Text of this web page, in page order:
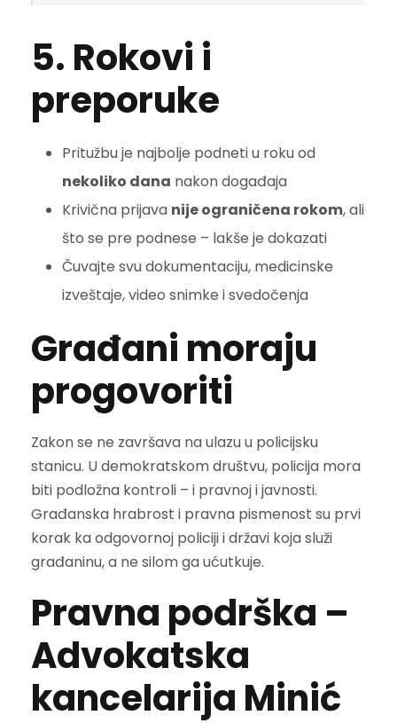
5. Rokovi i
preporuke
Pritužbu je najbolje podneti u roku od
nekoliko dana nakon događaja
Krivična prijava nije ograničena rokom, ali
što se pre podnese – lakše je dokazati
Čuvajte svu dokumentaciju, medicinske
izveštaje, video snimke i svedočenja
Građani moraju
progovoriti
Zakon se ne završava na ulazu u policijsku
stanicu. U demokratskom društvu, policija mora
biti podložna kontroli – i pravnoj i javnosti.
Građanska hrabrost i pravna pismenost su prvi
korak ka odgovornoj policiji i državi koja služi
građaninu, a ne silom ga ućutkuje.
Pravna podrška –
Advokatska
kancelarija Minić